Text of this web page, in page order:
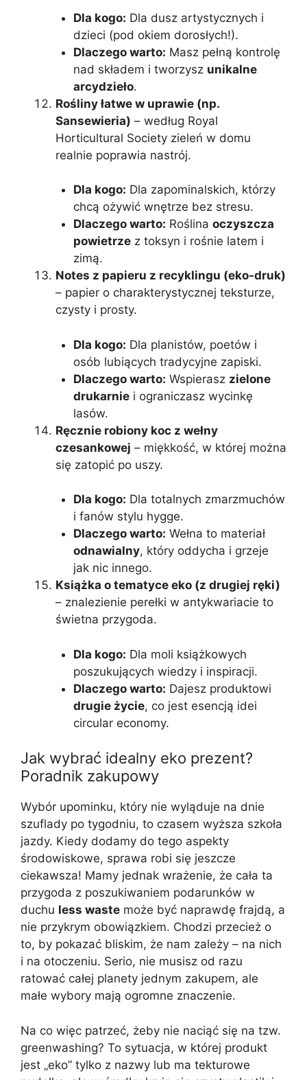
Dla kogo: Dla dusz artystycznych i
dzieci (pod okiem dorosłych!).
Dlaczego warto: Masz pełną kontrolę
nad składem i tworzysz unikalne
arcydzieło.
Rośliny łatwe w uprawie (np.
Sansewieria) – według Royal
Horticultural Society zieleń w domu
realnie poprawia nastrój.
Dla kogo: Dla zapominalskich, którzy
chcą ożywić wnętrze bez stresu.
Dlaczego warto: Roślina oczyszcza
powietrzez toksyn i rośnie latem i
zimą.
Notes z papieru z recyklingu (eko-druk)
– papier o charakterystycznej teksturze,
czysty i prosty.
Dla kogo: Dla planistów, poetów i
osób lubiących tradycyjne zapiski.
Dlaczego warto: Wspierasz zielone
drukarniei ograniczasz wycinkę
lasów.
Ręcznie robiony koc z wełny
czesankowej – miękkość, w której można
się zatopić po uszy.
Dla kogo: Dla totalnych zmarzmuchów
i fanów stylu hygge.
Dlaczego warto: Wełna to materiał
odnawialny, który oddycha i grzeje
jak nic innego.
Książka o tematyce eko (z drugiej ręki)
– znalezienie perełki w antykwariacie to
świetna przygoda.
Dla kogo: Dla moli książkowych
poszukujących wiedzy i inspiracji.
Dlaczego warto: Dajesz produktowi
drugie życie, co jest esencją idei
circular economy.
Jak wybrać idealny eko prezent?
Poradnik zakupowy
Wybór upominku, który nie wyląduje na dnie
szuflady po tygodniu, to czasem wyższa szkoła
jazdy. Kiedy dodamy do tego aspekty
środowiskowe, sprawa robi się jeszcze
ciekawsza! Mamy jednak wrażenie, że cała ta
przygoda z poszukiwaniem podarunków w
duchu less waste może być naprawdę frajdą, a
nie przykrym obowiązkiem. Chodzi przecież o
to, by pokazać bliskim, że nam zależy – na nich
i na otoczeniu. Serio, nie musisz od razu
ratować całej planety jednym zakupem, ale
małe wybory mają ogromne znaczenie.
Na co więc patrzeć, żeby nie naciąć się na tzw.
greenwashing? To sytuacja, w której produkt
jest „eko” tylko z nazwy lub ma tekturowe